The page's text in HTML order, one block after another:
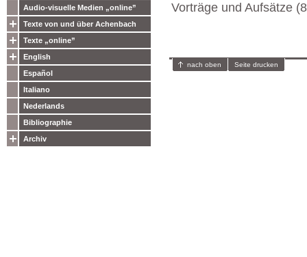
Audio-visuelle Medien „online”
Texte von und über Achenbach
Texte „online”
English
Español
Italiano
Nederlands
Bibliographie
Archiv
Vorträge und Aufsätze
nach oben Seite drucken